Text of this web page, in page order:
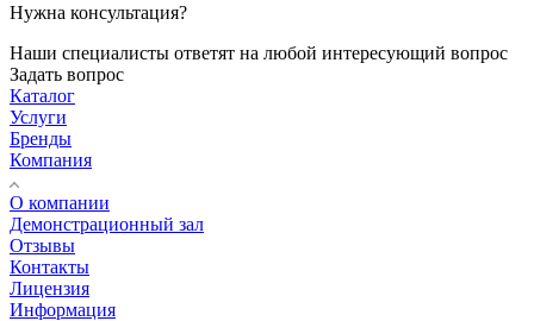
Нужна консультация?
Наши специалисты ответят на любой интересующий вопрос
Задать вопрос
Каталог
Услуги
Бренды
Компания
О компании
Демонстрационный зал
Отзывы
Контакты
Лицензия
Информация